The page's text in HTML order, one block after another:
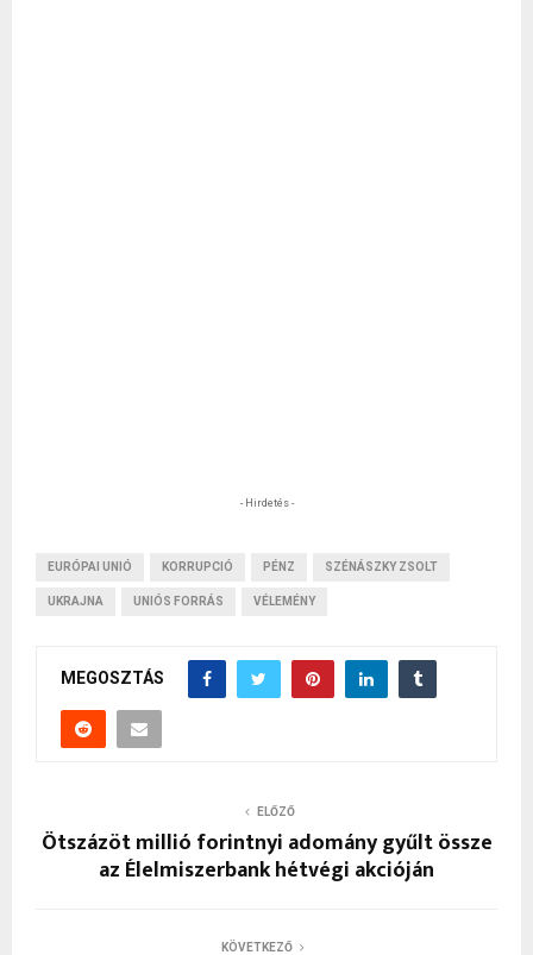
- Hirdetés -
EURÓPAI UNIÓ KORRUPCIÓ PÉNZ SZÉNÁSZKY ZSOLT
UKRAJNA UNIÓS FORRÁS VÉLEMÉNY
MEGOSZTÁS
ELŐZŐ
Ötszázöt millió forintnyi adomány gyűlt össze
az Élelmiszerbank hétvégi akcióján
KÖVETKEZŐ